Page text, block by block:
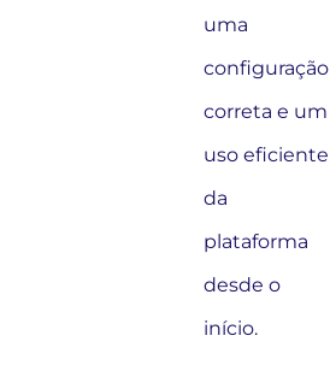
uma
configuração
correta e um
uso eficiente
da
plataforma
desde o
início.